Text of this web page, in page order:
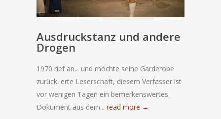
Ausdruckstanz und andere
Drogen
1970 rief an... und möchte seine Garderobe
zurück. erte Leserschaft, diesem Verfasser ist
vor wenigen Tagen ein bemerkenswertes
Dokument aus dem... read more →